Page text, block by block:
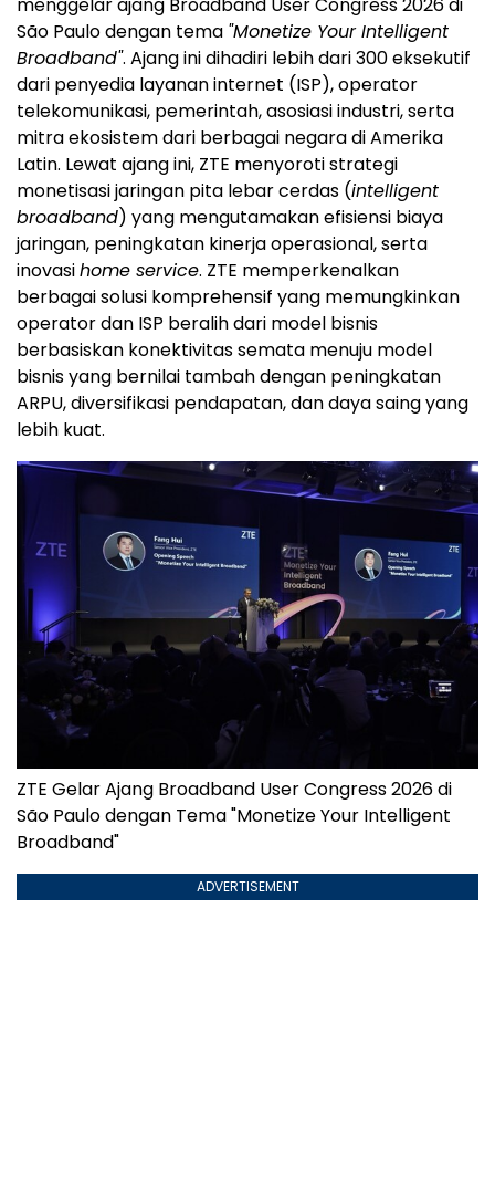
São Paulo dengan tema "Monetize Your Intelligent
Broadband". Ajang ini dihadiri lebih dari 300 eksekutif
dari penyedia layanan internet (ISP), operator
telekomunikasi, pemerintah, asosiasi industri, serta
mitra ekosistem dari berbagai negara di Amerika
Latin. Lewat ajang ini, ZTE menyoroti strategi
monetisasi jaringan pita lebar cerdas (intelligent
broadband) yang mengutamakan efisiensi biaya
jaringan, peningkatan kinerja operasional, serta
inovasihome service. ZTE memperkenalkan
berbagai solusi komprehensif yang memungkinkan
operator dan ISP beralih dari model bisnis
berbasiskan konektivitas semata menuju model
bisnis yang bernilai tambah dengan peningkatan
ARPU, diversifikasi pendapatan, dan daya saing yang
lebih kuat.
ZTE Gelar Ajang Broadband User Congress 2026 di
São Paulo dengan Tema "Monetize Your Intelligent
Broadband"
ADVERTISEMENT